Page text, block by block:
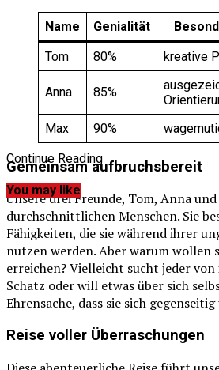
Name Genialität
Tom
80% kreative
Anna 85%
Max
90%
Gemeinsam aufbruchsbereit
Unsere drei Freunde, Tom, Anna
durchschnittlichen Menschen. Sie
Fähigkeiten, die sie während ihrer
nutzen werden. Aber warum wollen
erreichen? Vielleicht sucht jeder
Schatz oder will etwas über sich
Ehrensache, dass sie sich
Reise voller Überraschungen
Continue Reading
You may like